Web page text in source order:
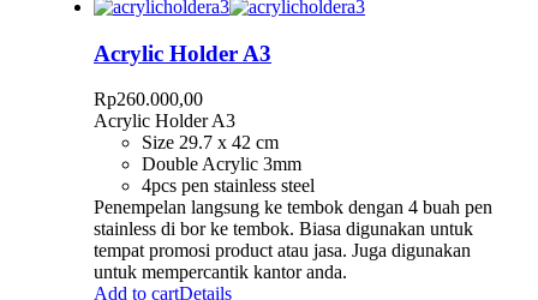
Acrylic Holder A3
Rp260.000,00
Acrylic Holder A3
Size 29.7 x 42 cm
Double Acrylic 3mm
4pcs pen stainless steel
Penempelan langsung ke tembok dengan 4 buah pen
stainless di bor ke tembok. Biasa digunakan untuk
tempat promosi product atau jasa. Juga digunakan
untuk mempercantik kantor anda.
Add to cartDetails